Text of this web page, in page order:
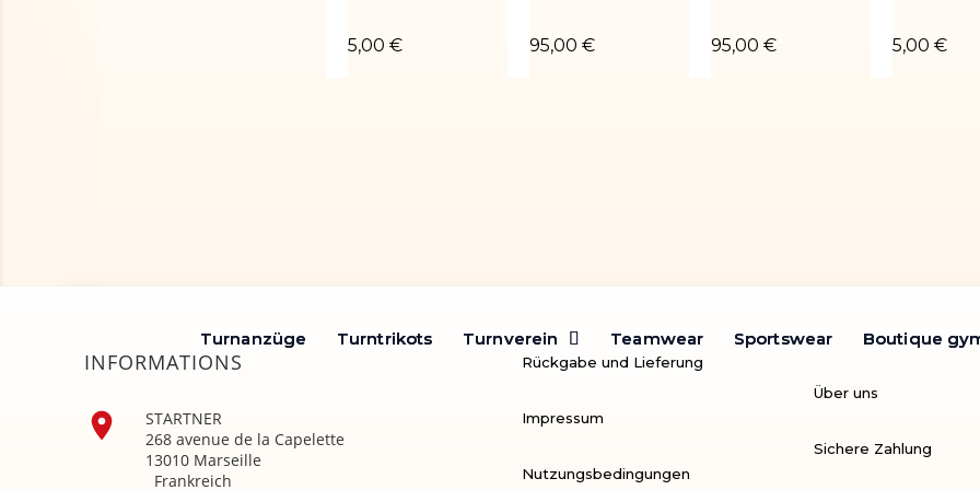
5,00 € 95,00 € 95,00 € 5,00 €
Turnanzüge Turntrikots Turnverein Teamwear Sportswear Boutique
Turnanzüge Turntrikots Turnverein Teamwear Sportswear Boutique
INFORMATIONS

STARTNER
268 avenue de la Capelette
13010 Marseille
Frankreich
Rückgabe und Lieferung
Impressum
Nutzungsbedingungen
Über uns
Sichere Zahlung